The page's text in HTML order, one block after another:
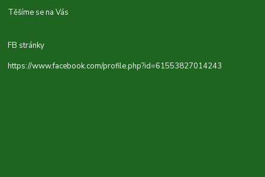
Těšíme se na Vás
FB stránky
https://www.facebook.com/profile.php?id=61553827014243